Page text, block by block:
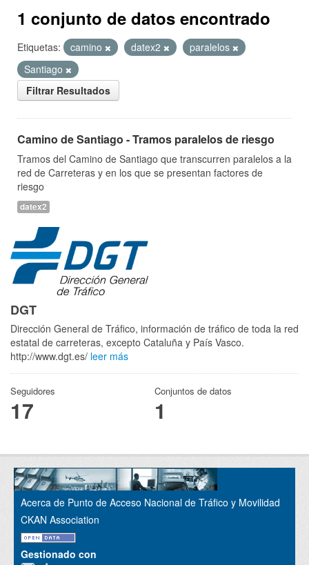
1 conjunto de datos encontrado
Etiquetas: camino datex2
paralelos
Santiago
Filtrar Resultados
Camino de Santiago - Tramos paralelos de riesgo
Tramos del Camino de Santiago que transcurren paralelos a la
red de Carreteras y en los que se presentan factores de
riesgo
datex2
DGT
Dirección General de Tráfico, información de tráfico de toda la red
estatal de carreteras, excepto Cataluña y País Vasco.
http://www.dgt.es/ leer más
Seguidores
17
Conjuntos de datos
1
Acerca de Punto de Acceso Nacional de Tráfico y Movilidad
CKAN Association
Gestionado con